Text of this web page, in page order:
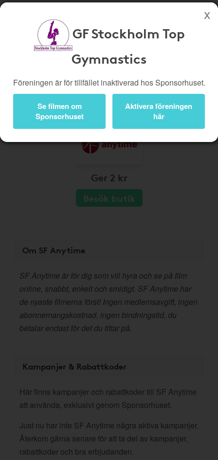
Köp genom denna sida stöttar GF Stockholm Top Gymnastics
Biobiljetter
Bli medlem
Logga in
GF Stockholm Top
Gymnastics
Föreningen är för tillfället inaktiverad hos Sponsorhuset.
Se filmen om
Sponsorhuset
Aktivera föreningen
här
Ger 2 kr
Besök butik
Om SF Anytime
SF Anytime är för dig som vill hyra och se på film
online, snabbt, enkelt och smidigt. SF Anytime har
de nyaste filmerna först! Ingen medlemsavgift, ingen
abonnemangskostnad, ingen bindningstid, du
betalar endast för det du tittar på.
Kampanjer & Rabattkoder
Här finns kampanjer och rabattkoder till SF Anytime
att använda, exklusivt genom Sponsorhuset.
Just nu har inte SF Anytime några aktiva kampanjer.
Återkom gärna senare för att ta del av kampanjer,
rabattkoder och bra erbjudanden.